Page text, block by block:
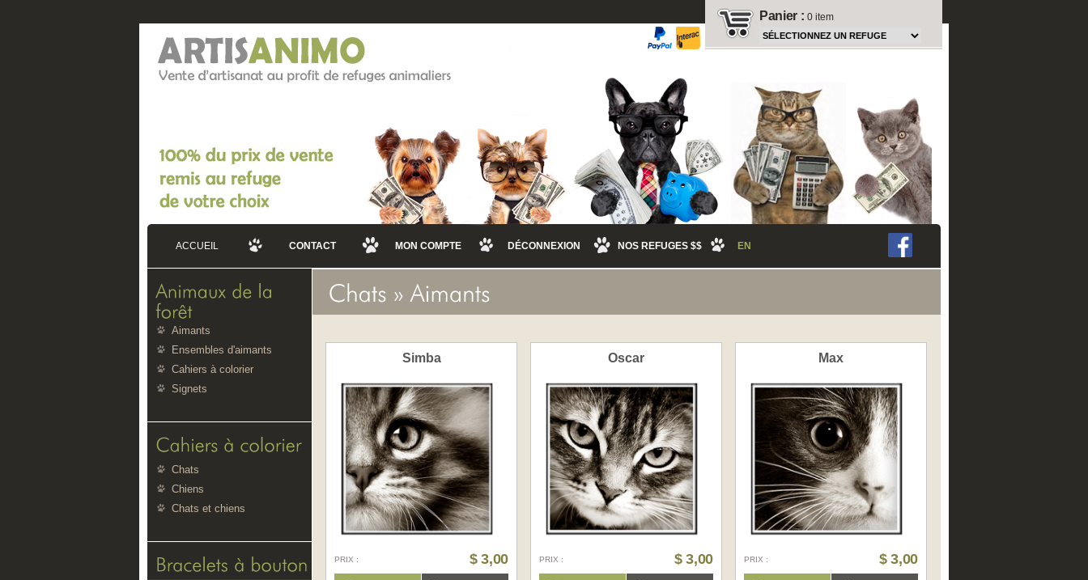
ACCUEIL CONTACT MON COMPTE DÉCONNEXION NOS REFUGES $$ EN
Simba
$ 3,00
PRIX :
Oscar
$ 3,00
PRIX :
Max
$ 3,00
PRIX :
Panier :0 item
Aimants
Ensembles d'aimants
Cahiers à colorier
Signets
Chats
Chiens
Chats et chiens